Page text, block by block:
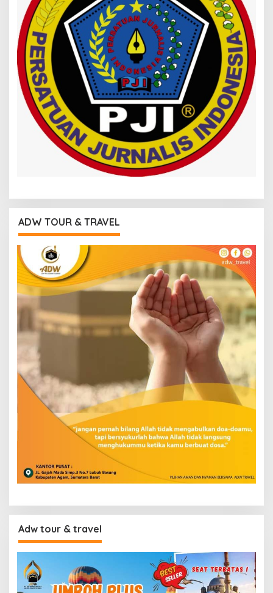
ADW TOUR & TRAVEL
Adw tour & travel